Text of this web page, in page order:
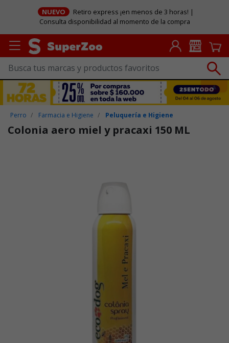
NUEVO
Retiro express ¡en menos de 3 horas! |
Consulta disponibilidad al momento de la compra
Perro Farmacia e Higiene Peluquería e Higiene
Colonia aero miel y pracaxi 150 ML